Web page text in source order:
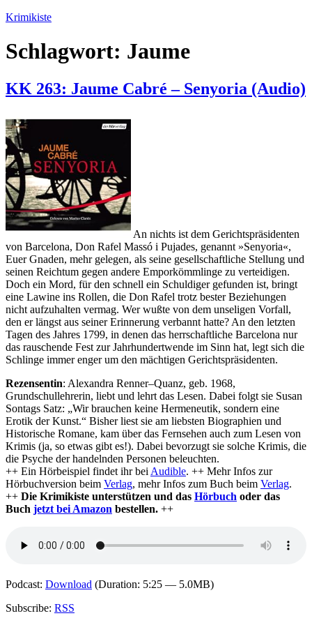
Zum
springen
Krimikiste
Schlagwort: Jaume
KK 263: Jaume Cabré – Senyoria (Audio)
An nichts ist dem Gerichtspräsidenten
von Barcelona, Don Rafel Massó i Pujades, genannt »Senyoria«,
Euer Gnaden, mehr gelegen, als seine gesellschaftliche Stellung und
seinen Reichtum gegen andere Emporkömmlinge zu verteidigen.
Doch ein Mord, für den schnell ein Schuldiger gefunden ist, bringt
eine Lawine ins Rollen, die Don Rafel trotz bester Beziehungen
nicht aufzuhalten vermag. Wer wußte von dem unseligen Vorfall,
den er längst aus seiner Erinnerung verbannt hatte? An den letzten
Tagen des Jahres 1799, in denen das herrschaftliche Barcelona nur
das rauschende Fest zur Jahrhundertwende im Sinn hat, legt sich die
Schlinge immer enger um den mächtigen Gerichtspräsidenten.
Rezensentin: Alexandra Renner–Quanz, geb. 1968,
Grundschullehrerin, liebt und lehrt das Lesen. Dabei folgt sie Susan
Sontags Satz: „Wir brauchen keine Hermeneutik, sondern eine
Erotik der Kunst.“ Bisher liest sie am liebsten Biographien und
Historische Romane, kam über das Fernsehen auch zum Lesen von
Krimis (ja, so etwas gibt es!). Dabei bevorzugt sie solche Krimis, die
die Psyche der handelnden Personen beleuchten.
++ Ein Hörbeispiel findet ihr bei Audible. ++ Mehr Infos zur
Hörbuchversion beim Verlag, mehr Infos zum Buch beim Verlag.
++ Die Krimikiste unterstützen und das Hörbuch oder das
Buch jetzt bei Amazon bestellen. ++
Podcast: Download (Duration: 5:25 — 5.0MB)
Subscribe: RSS